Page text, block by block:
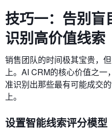
技巧一：告别
识别高价值线索
销售团队的时间极其宝贵，
上。AI CRM的核心价值之
准识别出那些最有可能成交
上。
设置智能线索评分模型